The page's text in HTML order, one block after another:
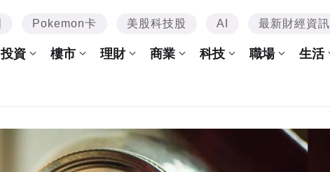
Pokemon卡 美股科技股 AI 最新財經資訊
投資 樓市 理財 商業 科技 職場 生活